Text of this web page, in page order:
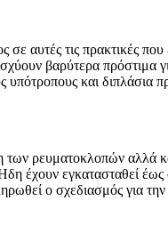
αυτές τις πρακτικές που
βαρύτερα πρόστιμα
υπότροπους και
των ρευματοκλοπών
έχουν εγκατασταθεί
ο σχεδιασμός για